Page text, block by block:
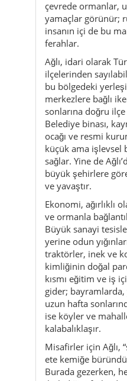
ilçelerinden
bu bölgedeki
merkezlere bağlı
sonlarına doğru ilçe
Belediye binası,
ocağı ve resmi
küçük ama işlevsel
sağlar. Yine de
büyük şehirlere
ve yavaştır.
Ekonomi, ağırlıklı
ve ormanla
Büyük sanayi
yerine odun
traktörler, inek ve
kimliğinin doğal
kısmı eğitim ve iş
gider; bayramlarda,
uzun hafta
ise köyler ve
kalabalıklaşır.
Misafirler için Ağlı,
ete kemiğe
Burada gezerken,
ilerlediğini fark
sohbetler, tarlaya
önünde oturan
beklenen
bırakırsan, Ağlı